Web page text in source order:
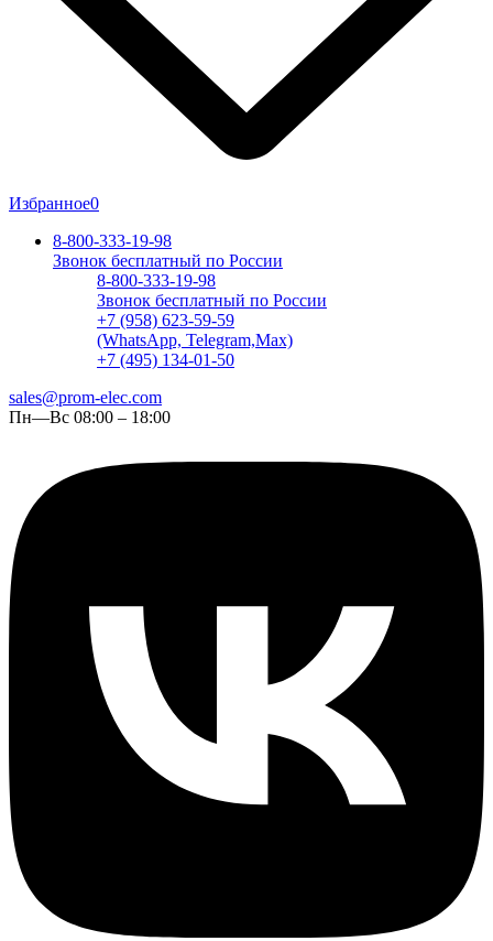
Избранное0
8-800-333-19-98
Звонок бесплатный по России
8-800-333-19-98
Звонок бесплатный по России
+7 (958) 623-59-59
(WhatsApp, Telegram,Max)
+7 (495) 134-01-50
sales@prom-elec.com
Пн—Вс 08:00 – 18:00